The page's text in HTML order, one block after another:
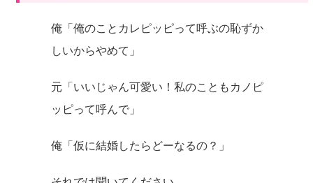
俺「俺のことカレピッピって呼ぶの恥ずか
しいからやめて」
元「いいじゃん可愛い！私のこともカノピ
ッピって呼んで」
俺「仮に結婚したらどーなるの？」